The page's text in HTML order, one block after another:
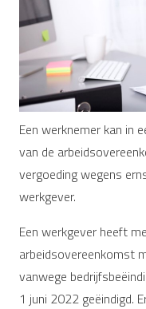
Een werknemer kan in
van de
vergoeding wegens
werkgever.
Een werkgever heeft
arbeidsovereenkomst
vanwege
1 juni 2022 geëindigd.